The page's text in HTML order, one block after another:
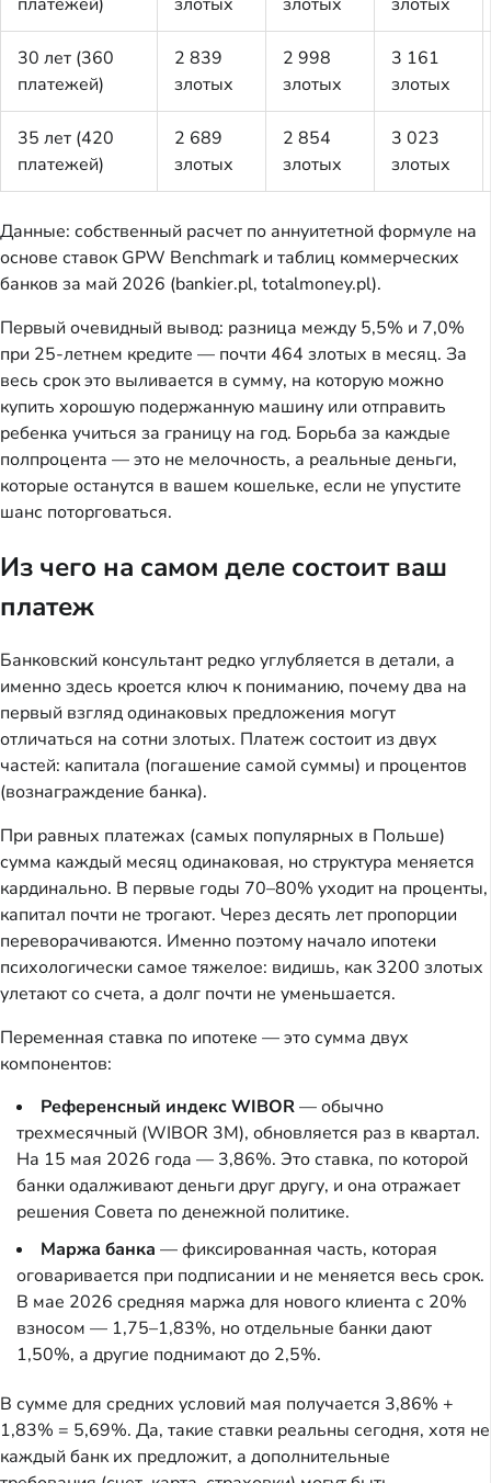
30 лет (360
платежей)
2 839
злотых
2 998
злотых
3 161
злотых
35 лет (420
платежей)
2 689
злотых
2 854
злотых
3 023
злотых
Данные: собственный расчет по аннуитетной формуле на
основе ставок GPW Benchmark и таблиц коммерческих
банков за май 2026 (bankier.pl, totalmoney.pl).
Первый очевидный вывод: разница между 5,5% и 7,0%
при 25-летнем кредите — почти 464 злотых в месяц. За
весь срок это выливается в сумму, на которую можно
купить хорошую подержанную машину или отправить
ребенка учиться за границу на год. Борьба за каждые
полпроцента — это не мелочность, а реальные деньги,
которые останутся в вашем кошельке, если не упустите
шанс поторговаться.
Из чего на самом деле состоит ваш
платеж
Банковский консультант редко углубляется в детали, а
именно здесь кроется ключ к пониманию, почему два на
первый взгляд одинаковых предложения могут
отличаться на сотни злотых. Платеж состоит из двух
частей: капитала (погашение самой суммы) и процентов
(вознаграждение банка).
При равных платежах (самых популярных в Польше)
сумма каждый месяц одинаковая, но структура меняется
кардинально. В первые годы 70–80% уходит на проценты,
капитал почти не трогают. Через десять лет пропорции
переворачиваются. Именно поэтому начало ипотеки
психологически самое тяжелое: видишь, как 3200 злотых
улетают со счета, а долг почти не уменьшается.
Переменная ставка по ипотеке — это сумма двух
компонентов:
Референсный индекс WIBOR— обычно
трехмесячный (WIBOR 3M), обновляется раз в квартал.
На 15 мая 2026 года — 3,86%. Это ставка, по которой
банки одалживают деньги друг другу, и она отражает
решения Совета по денежной политике.
Маржа банка — фиксированная часть, которая
оговаривается при подписании и не меняется весь срок.
В мае 2026 средняя маржа для нового клиента с 20%
взносом — 1,75–1,83%, но отдельные банки дают
1,50%, а другие поднимают до 2,5%.
В сумме для средних условий мая получается 3,86% +
1,83% = 5,69%. Да, такие ставки реальны сегодня, хотя не
каждый банк их предложит, а дополнительные